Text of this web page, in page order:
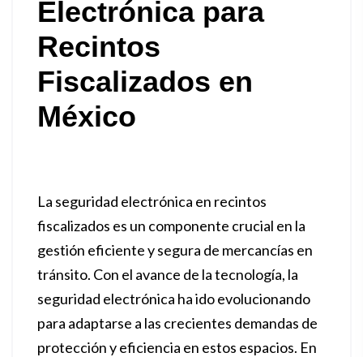
Electrónica para
Recintos
Fiscalizados en
México
La seguridad electrónica en recintos
fiscalizados es un componente crucial en la
gestión eficiente y segura de mercancías en
tránsito. Con el avance de la tecnología, la
seguridad electrónica ha ido evolucionando
para adaptarse a las crecientes demandas de
protección y eficiencia en estos espacios. En